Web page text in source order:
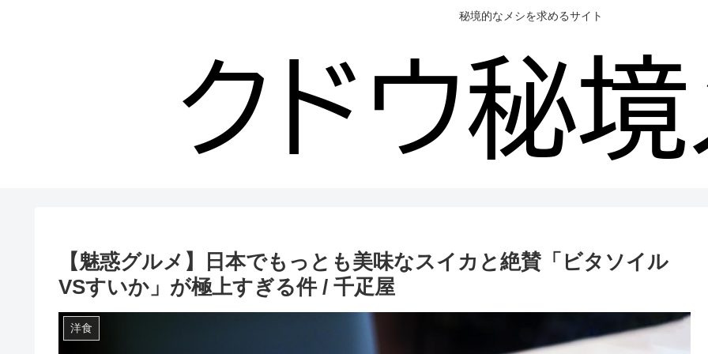
秘境的なメシを求めるサイト
【魅惑グルメ】日本でもっとも美味なスイカと絶賛「ビタソイル
VSすいか」が極上すぎる件 / 千疋屋
洋食